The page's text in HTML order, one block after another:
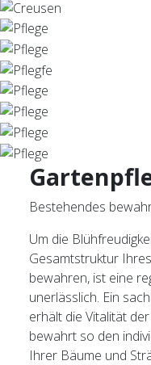
Bestehendes
Um die
Gesamtstruktur
bewahren, ist eine
unerlässlich. Ein
erhält die Vitalität
bewahrt so den
Ihrer Bäume und